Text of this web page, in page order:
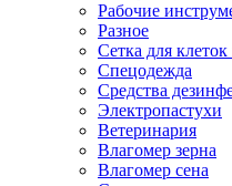
Рабочие
Разное
Сетка для
Спецодежда
Средства
Электропастухи
Ветеринария
Влагомер зерна
Влагомер сена